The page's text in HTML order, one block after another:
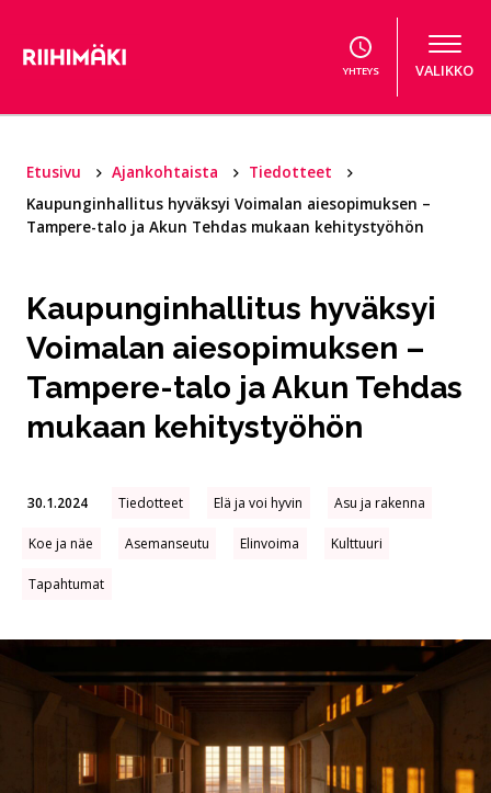
YHTEYS VALIKKO
Etusivu Ajankohtaista
Tiedotteet
Kaupunginhallitus hyväksyi Voimalan aiesopimuksen –
Tampere-talo ja Akun Tehdas mukaan kehitystyöhön
Kaupunginhallitus hyväksyi
Voimalan aiesopimuksen –
Tampere-talo ja Akun Tehdas
mukaan kehitystyöhön
30.1.2024 Tiedotteet Elä ja voi hyvin Asu ja rakenna
Koe ja näe Asemanseutu Elinvoima Kulttuuri
Tapahtumat